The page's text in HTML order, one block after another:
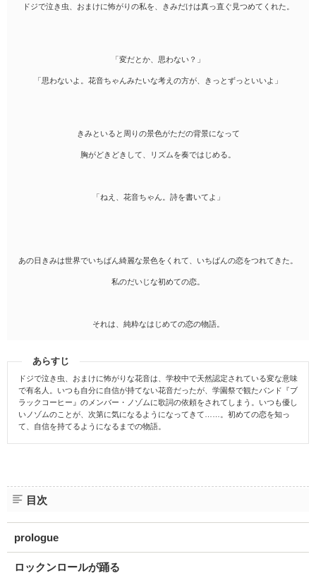
ドジで泣き虫、おまけに怖がりの私を、きみだけは真っ直ぐ見つめてくれた。
「変だとか、思わない？」
「思わないよ。花音ちゃんみたいな考えの方が、きっとずっといいよ」
きみといると周りの景色がただの背景になって
胸がどきどきして、リズムを奏ではじめる。
「ねえ、花音ちゃん。詩を書いてよ」
あの日きみは世界でいちばん綺麗な景色をくれて、いちばんの恋をつれてきた。
私のだいじな初めての恋。
それは、純粋なはじめての恋の物語。
あらすじ
ドジで泣き虫、おまけに怖がりな花音は、学校中で天然認定されている変な意味
で有名人。いつも自分に自信が持てない花音だったが、学園祭で観たバンド『ブ
ラックコーヒー』のメンバー・ノゾムに歌詞の依頼をされてしまう。いつも優し
いノゾムのことが、次第に気になるようになってきて……。初めての恋を知っ
て、自信を持てるようになるまでの物語。
目次
prologue
ロックンロールが踊る